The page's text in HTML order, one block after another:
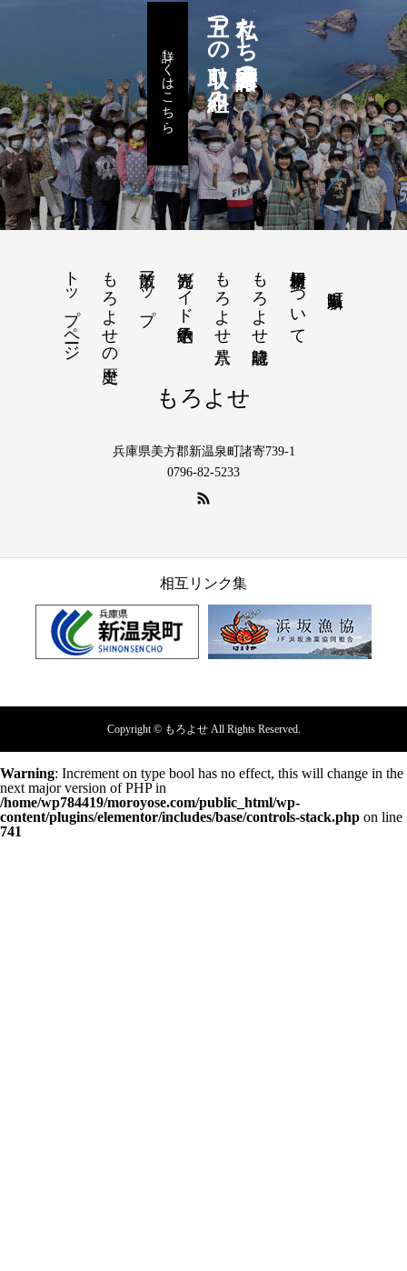
私たち諸寄区民の
五つの取り組み
詳しくはこちら
素材使用について
もろよせ歳時記
もろよせ八景
観光ガイド予約申込
散策マップ
もろよせの歴史
トップページ
もろよせ
兵庫県美方郡新温泉町諸寄739-1
0796-82-5233
相互リンク集
Copyright © もろよせ All Rights Reserved.
Warning: Increment on type bool has no effect, this will change in the
next major version of PHP in
/home/wp784419/moroyose.com/public_html/wp-
content/plugins/elementor/includes/base/controls-stack.php on line
741